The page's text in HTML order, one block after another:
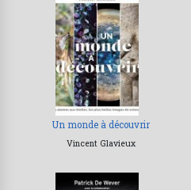
Un monde à découvrir
Vincent Glavieux